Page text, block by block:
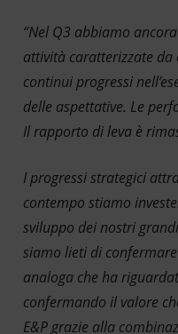
“Nel Q3 abbiamo
attività caratterizzate
continui progressi
delle aspettative. Le
Il rapporto di leva è
I progressi strategici
contempo stiamo
sviluppo dei nostri
siamo lieti di
analoga che ha
confermando il valore
E&P grazie alla